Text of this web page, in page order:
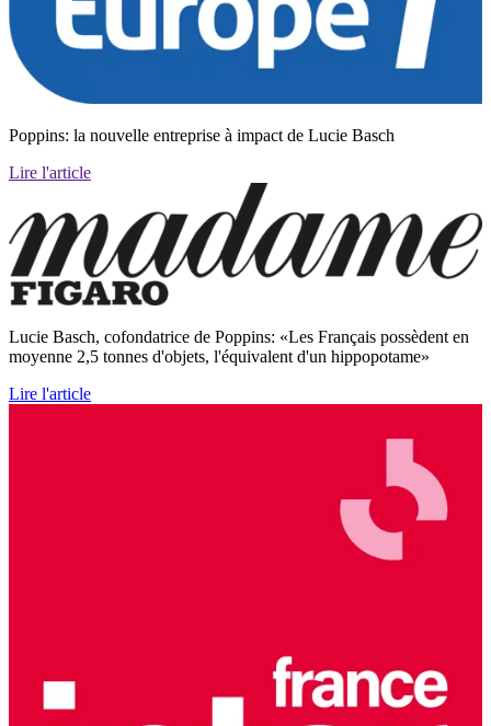
Poppins: la nouvelle entreprise à impact de Lucie Basch
Lire l'article
Lucie Basch, cofondatrice de Poppins: «Les Français possèdent en
moyenne 2,5 tonnes d'objets, l'équivalent d'un hippopotame»
Lire l'article